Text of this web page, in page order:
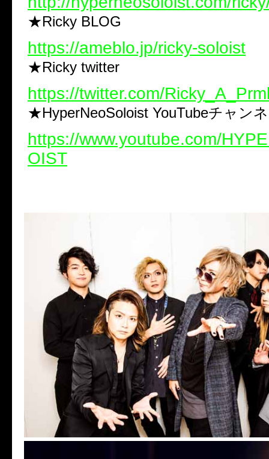
★Ricky BLOG
https://ameblo.jp/ricky-soloist
★Ricky twitter
https://twitter.com/
★HyperNeoSoloist YouTubeチャン
https://www.youtube.com/
OIST